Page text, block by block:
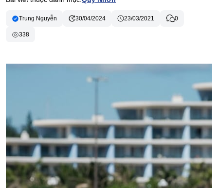
Trung Nguyễn 30/04/2024 23/03/2021 0
338